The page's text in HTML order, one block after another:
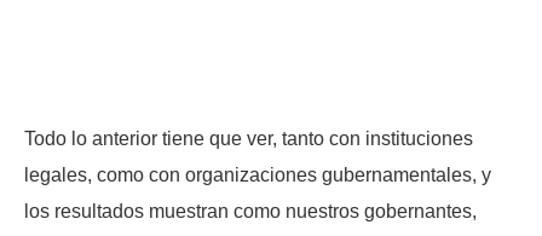
Todo lo anterior tiene que ver, tanto con instituciones
legales, como con organizaciones gubernamentales, y
los resultados muestran como nuestros gobernantes,